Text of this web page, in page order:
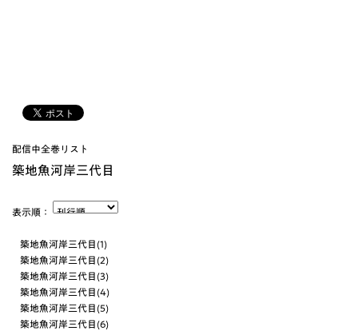
配信中全巻リスト
築地魚河岸三代目
表示順：
築地魚河岸三代目(1)
築地魚河岸三代目(2)
築地魚河岸三代目(3)
築地魚河岸三代目(4)
築地魚河岸三代目(5)
築地魚河岸三代目(6)